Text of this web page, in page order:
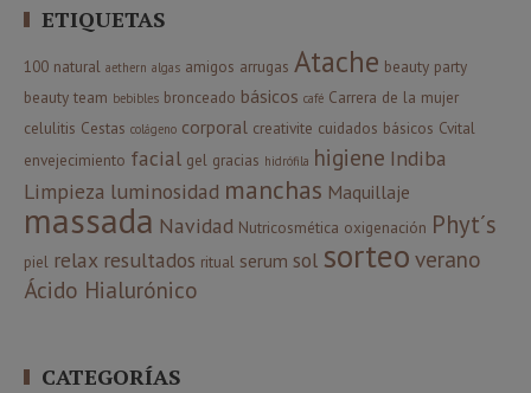
ETIQUETAS
100 natural aethern algas amigos arrugas Atache beauty party
beauty team bebibles bronceado básicos café Carrera de la mujer
celulitis Cestas colágeno corporal creativite cuidados básicos Cvital
envejecimiento facial gel gracias hidrófila higiene Indiba
Limpieza luminosidad manchas Maquillaje
massada Navidad Nutricosmética oxigenación Phyt´s
piel relax resultados ritual serum sol sorteo verano
Ácido Hialurónico
CATEGORÍAS